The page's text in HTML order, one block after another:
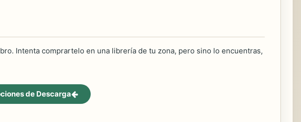
Intenta comprartelo en una librería de tu zona, pero sino lo encuentras,
de Descarga